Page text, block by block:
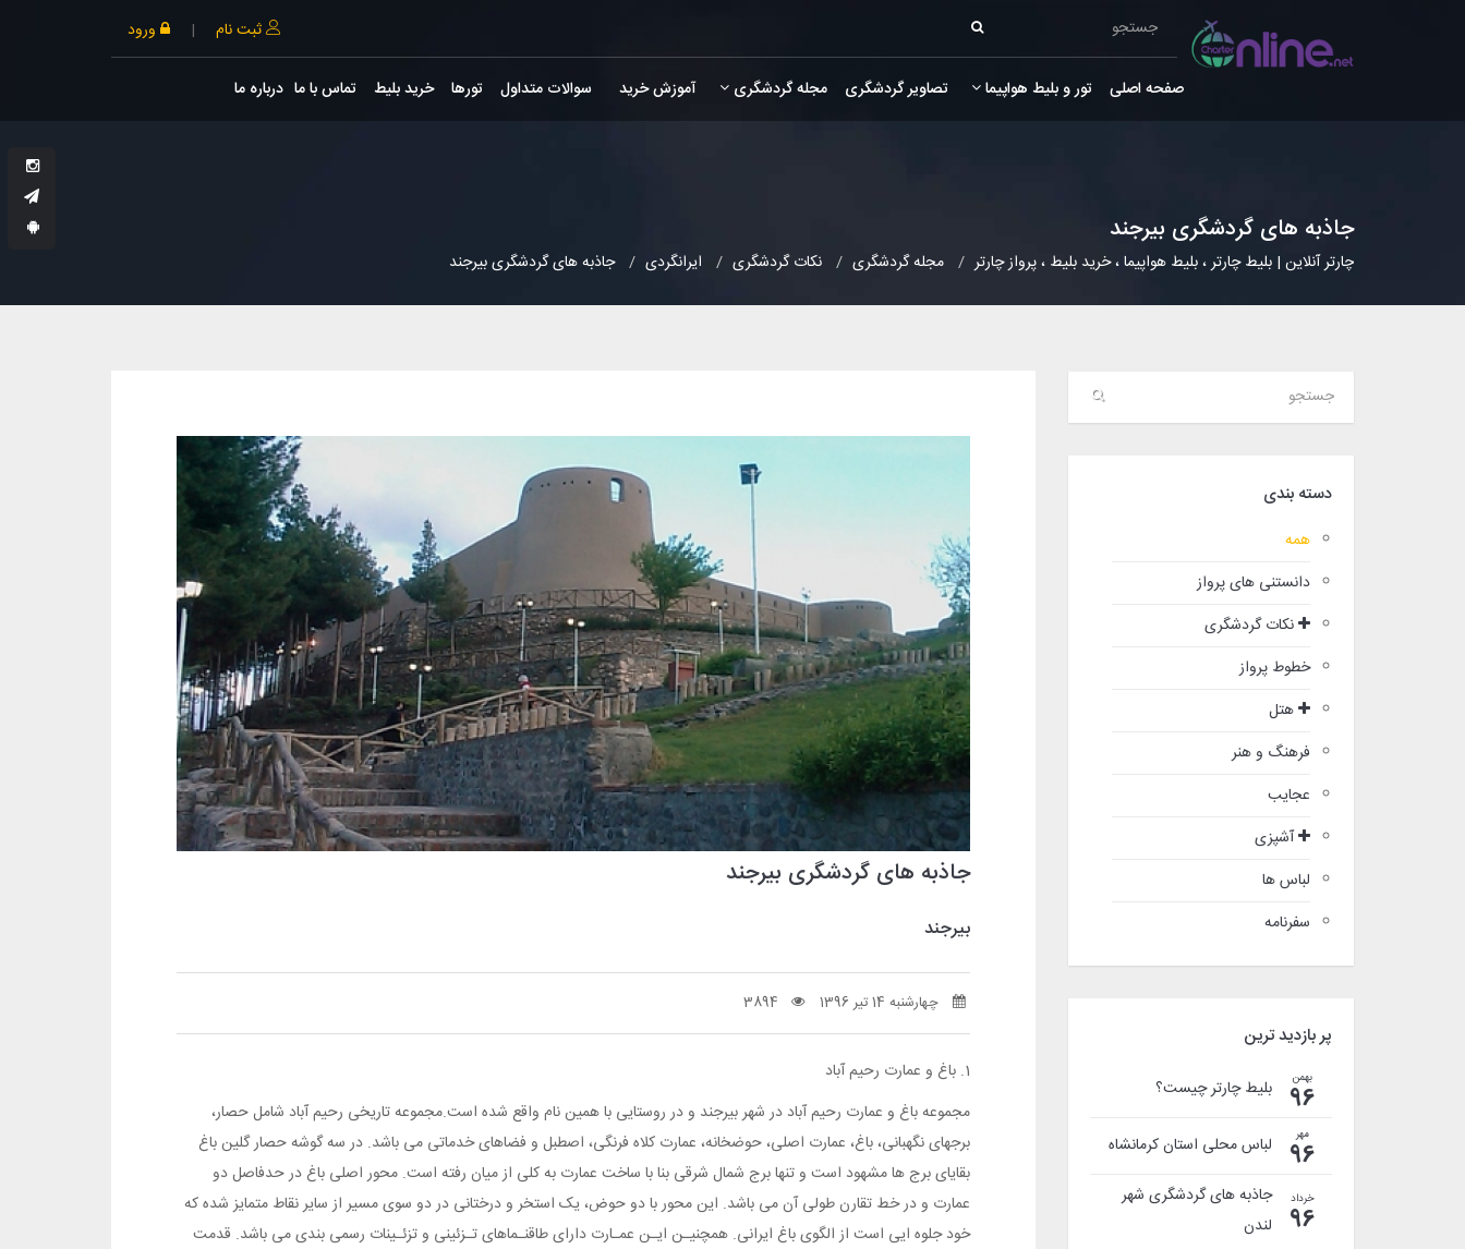
ثبت نام | ورود
صفحه اصلی تور و بلیط هواپیما تصاویر گردشگری مجله گردشگری آموزش خرید سوالات متداول تورها خرید بلیط تماس با ما درباره ما
جاذبه های گردشگری بیرجند
چارتر آنلاین | بلیط چارتر ، بلیط هواپیما ، خرید بلیط ، پرواز چارتر مجله گردشگری نکات گردشگری ایرانگردی جاذبه های گردشگری بیرجند
دسته بندی
همه
دانستنی های پرواز
نکات گردشگری
خطوط پرواز
هتل
فرهنگ و هنر
عجایب
آشپزی
لباس ها
سفرنامه
پر بازدید ترین
بهمن
96 بلیط چارتر چیست؟
مهر
96 لباس محلی استان کرمانشاه
خرداد
96
جاذبه های گردشگری شهر
لندن
جاذبه های گردشگری بیرجند
بیرجند
چهارشنبه 14 تیر 1396 3894
1. باغ و عمارت رحیم آباد
مجموعه باغ و عمارت رحیم آباد در شهر بیرجند و در روستایی با همین نام واقع شده است.مجموعه تاریخی رحیم آباد شامل حصار،
برجهای نگهبانی، باغ، عمارت اصلی، حوضخانه، عمارت کلاه فرنگی، اصطبل و فضاهای خدماتی می باشد. در سه گوشه حصار گلین باغ
بقایای برج ها مشهود است و تنها برج شمال شرقی بنا با ساخت عمارت به کلی از میان رفته است. محور اصلی باغ در حدفاصل دو
عمارت و در خط تقارن طولی آن می باشد. این محور با دو حوض، یک استخر و درختانی در دو سوی مسیر از سایر نقاط متمایز شده که
خود جلوه ایی است از الگوی باغ ایرانی. همچنیـن ایـن عمـارت دارای طاقنـماهای تـزئینی و تزئـینات رسمی بندی می باشد. قدمت